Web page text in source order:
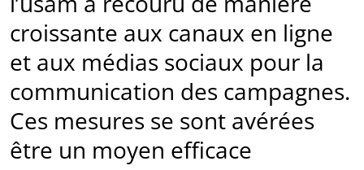
croissante aux canaux en ligne
et aux médias sociaux pour la
communication des campagnes.
Ces mesures se sont avérées
être un moyen efficace